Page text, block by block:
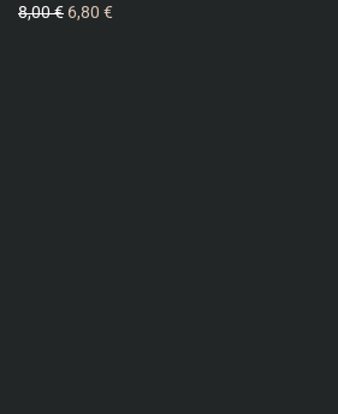
8,00€ 6,80 €